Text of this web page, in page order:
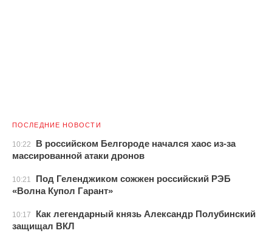
ПОСЛЕДНИЕ НОВОСТИ
10:22
В российском Белгороде начался хаос из-за
массированной атаки дронов
10:21
Под Геленджиком сожжен российский РЭБ
«Волна Купол Гарант»
10:17
Как легендарный князь Александр Полубинский
защищал ВКЛ